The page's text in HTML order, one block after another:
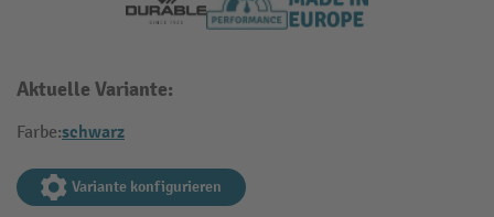
Aktuelle Variante:
Farbe:schwarz
Variante konfigurieren